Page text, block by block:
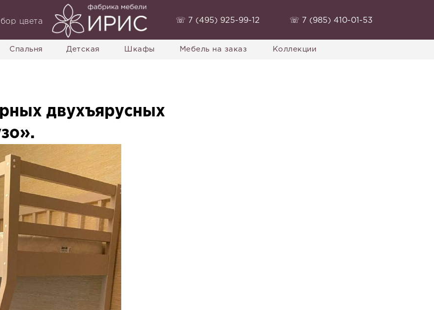
‭☏ 7 (495) 925-99-12‬
Спальня Детская Шкафы Мебель на заказ
цвета
Коллекции
‭☏ 7 (985) 410-01-53‬
двухъярусных